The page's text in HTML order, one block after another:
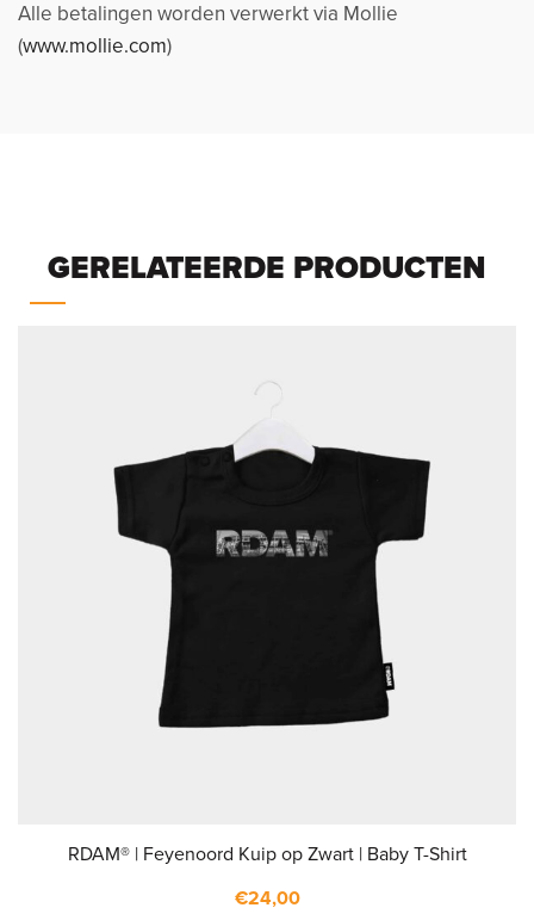
Alle betalingen worden verwerkt via Mollie
(www.mollie.com)
GERELATEERDE PRODUCTEN
RDAM® | Feyenoord Kuip op Zwart | Baby T-Shirt
€24,00